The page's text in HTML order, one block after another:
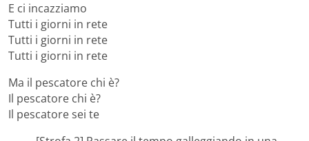
E ci incazziamo
Tutti i giorni in rete
Tutti i giorni in retе
Tutti i giorni in rete
Ma il pescatore chi è?
Il pescatore chi è?
Il pescatore sei te